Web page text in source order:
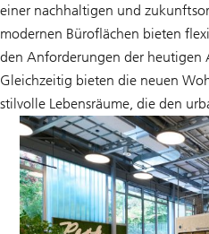
einer nachhaltigen und
modernen Büroflächen bieten
den Anforderungen der heutigen
Gleichzeitig bieten die neuen
stilvolle Lebensräume, die den